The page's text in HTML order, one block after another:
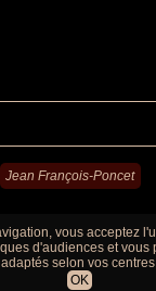
Jean François-Poncet
vous acceptez
d'audiences et vous
selon vos
OK